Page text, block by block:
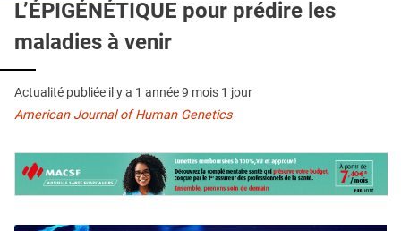
QUI SOMMES-NOUS ?
PUBLICITÉ
CONDITIONS GÉNÉRALES
CONTACT
L’ÉPIGÉNÉTIQUE pour prédire les
maladies à venir
Actualité publiée il y a 1 année 9 mois 1 jour
American Journal of Human Genetics